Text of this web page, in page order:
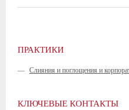
ПРАКТИКИ
— Слияния и поглощения и
КЛЮЧЕВЫЕ КОНТАКТЫ